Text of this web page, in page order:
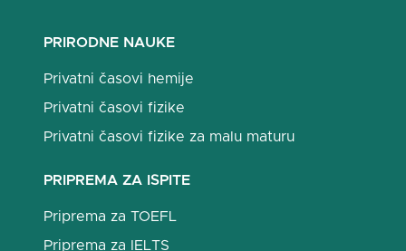
PRIRODNE NAUKE
Privatni časovi hemije
Privatni časovi fizike
Privatni časovi fizike za malu maturu
PRIPREMA ZA ISPITE
Priprema za TOEFL
Priprema za IELTS